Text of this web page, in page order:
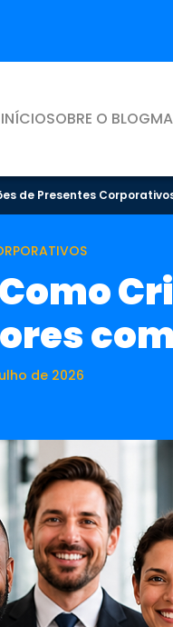
INÍCIOSOBRE O BLOG
de Presentes
de 2026